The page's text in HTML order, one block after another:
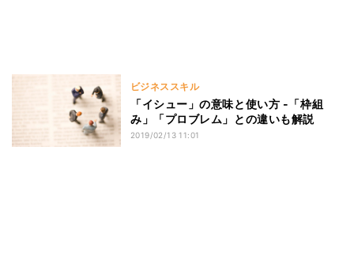
ビジネススキル
「イシュー」の意味と使い方 -「枠組
み」「プロブレム」との違いも解説
2019/02/13 11:01